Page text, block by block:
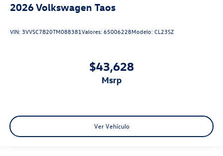
2026Volkswagen Taos
VIN: 3VVSC7B20TM088381Valores:65006228Modelo:CL23SZ
$43,628
msrp
Ver Vehículo